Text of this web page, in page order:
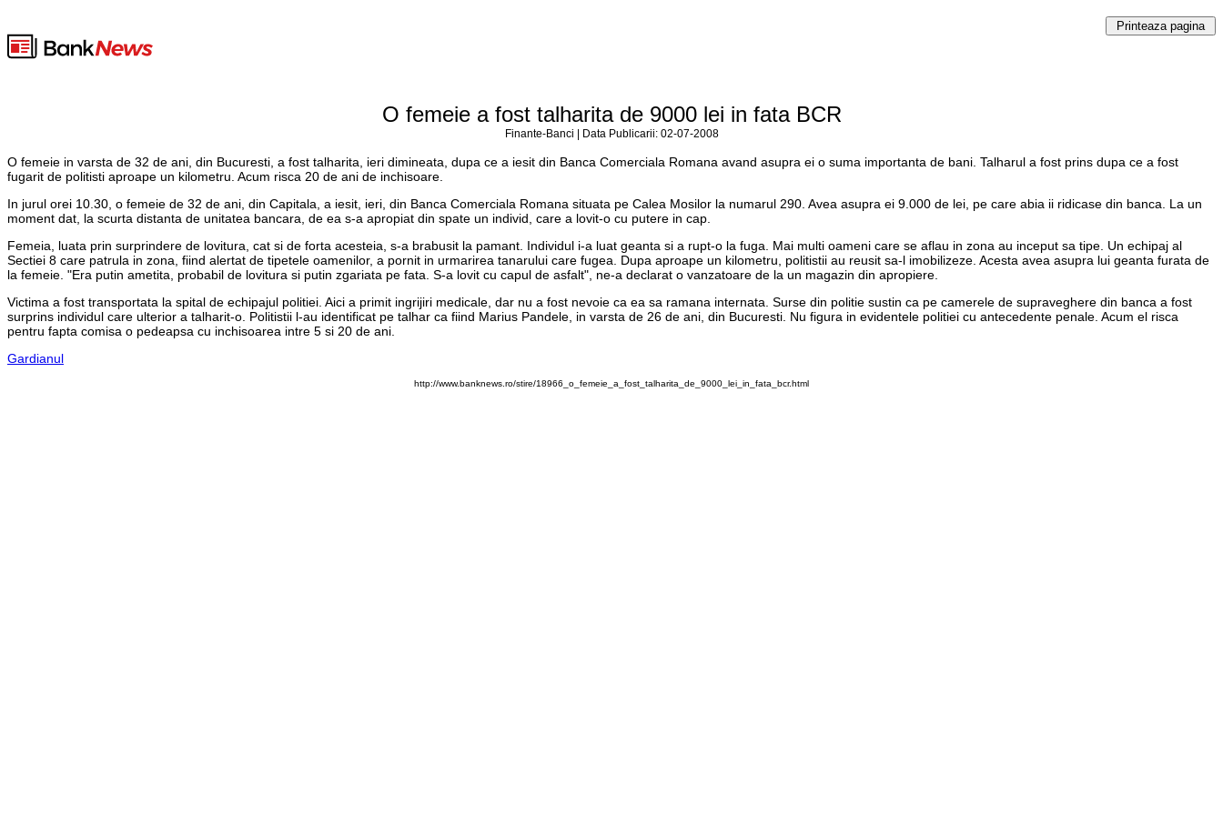
O femeie a fost talharita de 9000 lei in fata BCR
Finante-Banci | Data Publicarii: 02-07-2008
O femeie in varsta de 32 de ani, din Bucuresti, a fost talharita, ieri dimineata, dupa ce a iesit din Banca Comerciala Romana avand asupra ei o suma importanta de bani. Talharul a fost prins dupa ce a fost
fugarit de politisti aproape un kilometru. Acum risca 20 de ani de inchisoare.
In jurul orei 10.30, o femeie de 32 de ani, din Capitala, a iesit, ieri, din Banca Comerciala Romana situata pe Calea Mosilor la numarul 290. Avea asupra ei 9.000 de lei, pe care abia ii ridicase din banca. La un
moment dat, la scurta distanta de unitatea bancara, de ea s-a apropiat din spate un individ, care a lovit-o cu putere in cap.
Femeia, luata prin surprindere de lovitura, cat si de forta acesteia, s-a brabusit la pamant. Individul i-a luat geanta si a rupt-o la fuga. Mai multi oameni care se aflau in zona au inceput sa tipe. Un echipaj al
Sectiei 8 care patrula in zona, fiind alertat de tipetele oamenilor, a pornit in urmarirea tanarului care fugea. Dupa aproape un kilometru, politistii au reusit sa-l imobilizeze. Acesta avea asupra lui geanta furata de
la femeie. "Era putin ametita, probabil de lovitura si putin zgariata pe fata. S-a lovit cu capul de asfalt", ne-a declarat o vanzatoare de la un magazin din apropiere.
Victima a fost transportata la spital de echipajul politiei. Aici a primit ingrijiri medicale, dar nu a fost nevoie ca ea sa ramana internata. Surse din politie sustin ca pe camerele de supraveghere din banca a fost
surprins individul care ulterior a talharit-o. Politistii l-au identificat pe talhar ca fiind Marius Pandele, in varsta de 26 de ani, din Bucuresti. Nu figura in evidentele politiei cu antecedente penale. Acum el risca
pentru fapta comisa o pedeapsa cu inchisoarea intre 5 si 20 de ani.
Gardianul
http://www.banknews.ro/stire/18966_o_femeie_a_fost_talharita_de_9000_lei_in_fata_bcr.html